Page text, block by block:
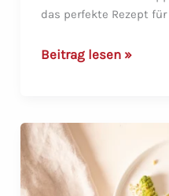
das perfekte Rezept
Kürbiscremesuppe
Mikrowelle
Römertopf
Multibräter
Beitrag lesen »